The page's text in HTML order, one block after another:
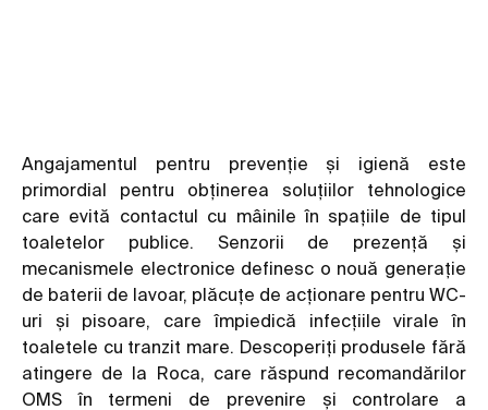
Angajamentul pentru prevenție și igienă este
primordial pentru obținerea soluțiilor tehnologice
care evită contactul cu mâinile în spațiile de tipul
toaletelor publice. Senzorii de prezență și
mecanismele electronice definesc o nouă generație
de baterii de lavoar, plăcuțe de acționare pentru WC-
uri și pisoare, care împiedică infecțiile virale în
toaletele cu tranzit mare. Descoperiți produsele fără
atingere de la Roca, care răspund recomandărilor
OMS în termeni de prevenire și controlare a